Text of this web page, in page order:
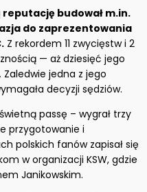
budował m.in.
do zaprezentowania
Z rekordem 11 zwycięstw i 2
— aż dziesięć jego
Zaledwie jedna z jego
decyzji sędziów.
passę – wygrał trzy
przygotowanie i
polskich fanów zapisał się
w organizacji KSW, gdzie
Janikowskim.